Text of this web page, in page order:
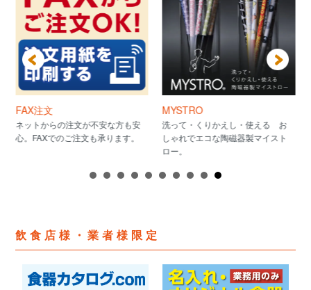
FAX注文
ネットからの注文が不安な方も安
心。FAXでのご注文も承ります。
MYSTRO
洗って・くりかえし・使える お
しゃれでエコな陶磁器製マイスト
ロー。
飲食店様・業者様限定